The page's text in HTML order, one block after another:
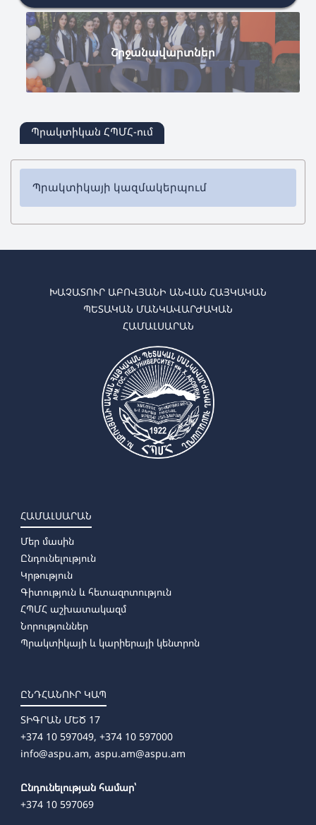
Շրջանավարտներ
Պրակտիկան ՀՊՄՀ-ում
Պրակտիկայի կազմակերպում
Ուսանողների մասնագիտական պրակտիկան
կազմակերպվում է 10 ֆակուլտետում՝ բոլոր
մասնագիտական կրթական ծրագրերով:
Ժամկետները հիմնականում նույնն են բոլոր
2013 թվականից Մանկավարժական
համալսարանում ներդրվել է շարունակական
մանկավարժական պրակտիկայի նոր մոդել և
պրակտիկայիթղթապանակի կիրառման
: Նշված նորարության շրջանակներում
ուսանողները պրակտիկայի ընթացքում կիրառում
իրավիճակային վերլուծության և գործունեության
իքնավերլուծության արդյունքները:
ՀՊՄՀ-ում իրականացվում են պրակտիկայի հետևյալ
տեսակները.
✔ Ուսումնական պրակտիկա
Միտված է զարգացնելու բակալավրի կրթական
ծրագրով սովորող ուսանողների գիտելիներն ու
✔ Մանկավարժական պրակտիկա
Միտված է զարգացնելու մանկավարժական
գործունեությունը իրականացնելու
✔ Մանկավարժահետազոտական պրակտիկա
ԽԱՉԱՏՈՒՐ ԱԲՈՎՅԱՆԻ ԱՆՎԱՆ ՀԱՅԿԱԿԱՆ
ՊԵՏԱԿԱՆ ՄԱՆԿԱՎԱՐԺԱԿԱՆ
ՀԱՄԱԼՍԱՐԱՆ
ՀԱՄԱԼՍԱՐԱՆ
Մեր մասին
Ընդունելություն
Կրթություն
Գիտություն և հետազոտություն
ՀՊՄՀ աշխատակազմ
Նորություններ
Պրակտիկայի և կարիերայի կենտրոն
ԸՆԴՀԱՆՈՒՐ ԿԱՊ
ՏԻԳՐԱՆ ՄԵԾ 17
+374 10 597049, +374 10 597000
info@aspu.am, aspu.am@aspu.am
Ընդունելության համար՝
+374 10 597069